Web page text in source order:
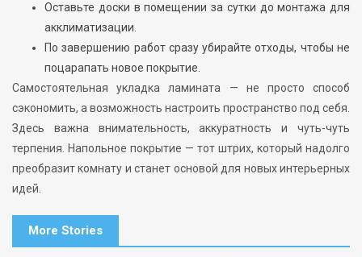
Оставьте доски в помещении за сутки до монтажа для
акклиматизации.
По завершению работ сразу убирайте отходы, чтобы не
поцарапать новое покрытие.
Самостоятельная укладка ламината — не просто способ
сэкономить, а возможность настроить пространство под себя.
Здесь важна внимательность, аккуратность и чуть-чуть
терпения. Напольное покрытие — тот штрих, который надолго
преобразит комнату и станет основой для новых интерьерных
идей.
More Stories